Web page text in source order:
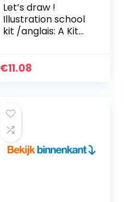
Let’s draw !
Illustration school
kit /anglais: A Kit
Drawing Happy
Creatures
€11.08